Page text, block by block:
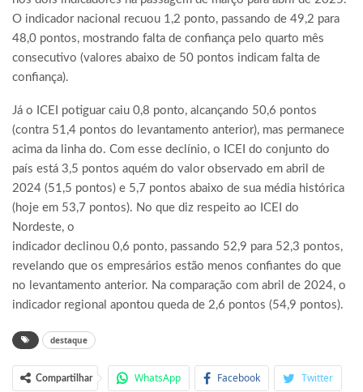
O indicador nacional recuou 1,2 ponto, passando de 49,2 para
48,0 pontos, mostrando falta de confiança pelo quarto mês
consecutivo (valores abaixo de 50 pontos indicam falta de
confiança).
Já o ICEI potiguar caiu 0,8 ponto, alcançando 50,6 pontos
(contra 51,4 pontos do levantamento anterior), mas permanece
acima da linha do. Com esse declínio, o ICEI do conjunto do
país está 3,5 pontos aquém do valor observado em abril de
2024 (51,5 pontos) e 5,7 pontos abaixo de sua média histórica
(hoje em 53,7 pontos). No que diz respeito ao ICEI do
Nordeste, o
indicador declinou 0,6 ponto, passando 52,9 para 52,3 pontos,
revelando que os empresários estão menos confiantes do que
no levantamento anterior. Na comparação com abril de 2024, o
indicador regional apontou queda de 2,6 pontos (54,9 pontos).
destaque
Compartilhar WhatsApp Facebook Twitter